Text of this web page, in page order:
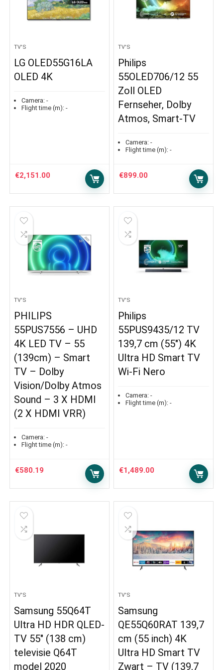
TV'S
LG OLED55G16LA
OLED 4K
Camera: -
Flight time (m): -
€2,151.00
TV'S
Philips
55OLED706/12 55
Zoll OLED
Fernseher, Dolby
Atmos, Smart-TV
Camera: -
Flight time (m): -
€899.00
TV'S
PHILIPS
55PUS7556 – UHD
4K LED TV – 55
(139cm) – Smart
TV – Dolby
Vision/Dolby Atmos
Sound – 3 X HDMI
(2 X HDMI VRR)
Camera: -
Flight time (m): -
€580.19
TV'S
Philips
55PUS9435/12 TV
139,7 cm (55″) 4K
Ultra HD Smart TV
Wi-Fi Nero
Camera: -
Flight time (m): -
€1,489.00
TV'S
Samsung 55Q64T
Ultra HD HDR QLED-
TV 55″ (138 cm)
televisie Q64T
model 2020
TV'S
Samsung
QE55Q60RAT 139,7
cm (55 inch) 4K
Ultra HD Smart TV
Zwart – TV (139,7